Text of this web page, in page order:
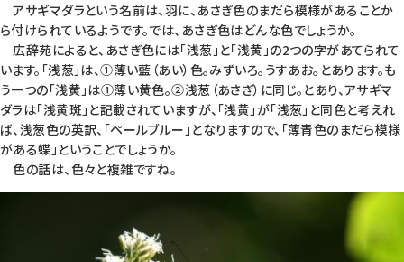
アサギマダラという名前は、羽に、あさぎ色のまだら模様があることか
ら付けられているようです。では、あさぎ色はどんな色でしょうか。
広辞苑によると、あさぎ色には「浅葱」と「浅黄」の2つの字があてられて
います。「浅葱」は、①薄い藍（あい）色。みずいろ。うすあお。とあります。も
う一つの「浅黄」は①薄い黄色。②浅葱（あさぎ）に同じ。とあり、アサギマ
ダラは「浅黄斑」と記載されていますが、「浅黄」が「浅葱」と同色と考えれ
ば、浅葱色の英訳、「ペールブルー」となりますので、「薄青色のまだら模様
がある蝶」ということでしょうか。
色の話は、色々と複雑ですね。